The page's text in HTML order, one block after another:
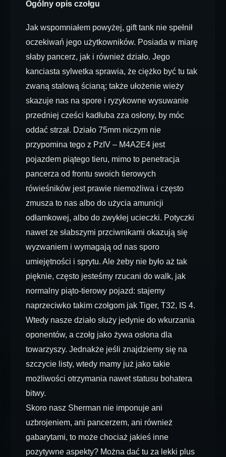
Ogólny opis czołgu
Jak wspomniałem powyżej, gift tank nie spełnił
oczekiwań jego użytkowników. Posiada w miarę
słaby pancerz, jak i również działo. Jego
kanciasta sylwetka sprawia, że ciężko być tu tak
zwaną stalową ścianą; także ułożenie wieży
skazuje nas na spore i ryzykowne wysuwanie
przedniej cześci kadłuba zza osłony, by móc
oddać strzał. Działo 75mm niczym nie
przypomina tego z PzIV – M4A2E4 jest
pojazdem piątego tieru, mimo to penetracja
pancerza od frontu swoich tierowych
rówieśników jest prawie niemożliwa i często
zmusza to nas albo do użycia amunicji
odłamkowej, albo do zwykłej ucieczki. Potyczki
nawet ze słabszymi przciwnikami okazują się
wyzwaniem i wymagają od nas sporo
umiejętności i sprytu. Ale żeby nie było aż tak
pięknie, często jesteśmy rzucani do walk, jak
normalny piąto-tierowy pojazd: stajemy
naprzeciwko takim czołgom jak Tiger, T32, IS 4.
Wtedy nasze działo służy jedynie do wkurzania
oponentów, a czołg jako żywa osłona dla
towarzyszy. Jednakże jeśli znajdziemy się na
szczycie listy, wtedy mamy już jako takie
możliwości otrzymania nawet statusu bohatera
bitwy.
Skoro nasz Sherman nie imponuje ani
uzbrojeniem, ani pancerzem, ani również
gabarytami, to może chociaż jakieś inne
pozytywne aspekty? Można dać tu za lekki plus